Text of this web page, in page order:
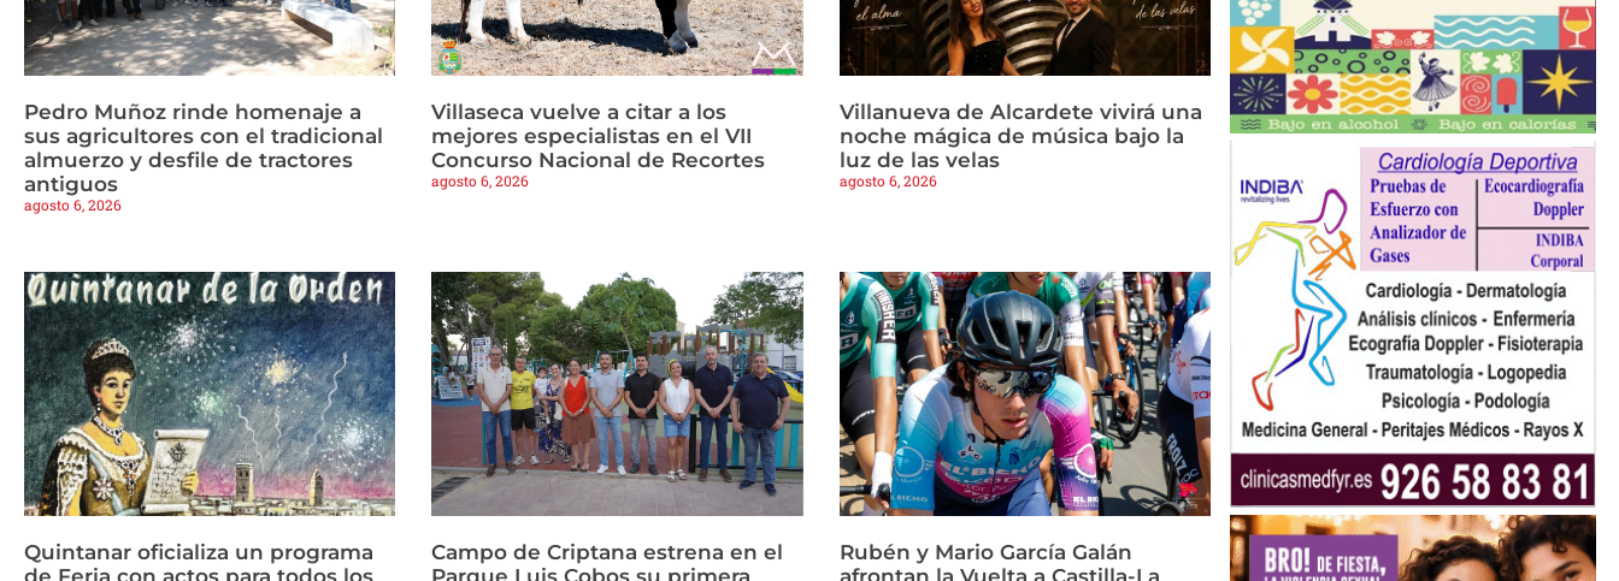
Pedro Muñoz rinde homenaje a
sus agricultores con el tradicional
almuerzo y desfile de tractores
antiguos
agosto 6, 2026
Villaseca vuelve a citar a los
mejores especialistas en el VII
Concurso Nacional de Recortes
agosto 6, 2026
Villanueva de Alcardete vivirá una
noche mágica de música bajo la
luz de las velas
agosto 6, 2026
Quintanar oficializa un programa
de Feria con actos para todos los
Campo de Criptana estrena en el
Parque Luis Cobos su primera
Rubén y Mario García Galán
afrontan la Vuelta a Castilla-La